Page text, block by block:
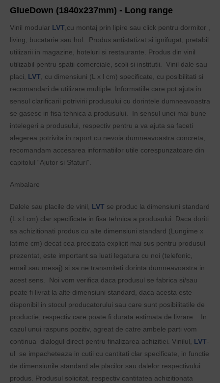
GlueDown (1840x237mm) - Long range
Vinil modular LVT ,cu montaj prin lipire sau click pentru dormitor ,
living, bucatarie sau hol. Produs antistatizat si ignifugat, pretabil
utilizarii in magazine, hoteluri si restaurante. Produs din vinil
utilizabil pentru spatii comerciale, scoli si institutii. Vinil dale sau
placi, LVT , cu dimensiuni (L x l cm) specificate, cu posibilitati si
recomandari de utilizare multiple. Informatiile care pot ajuta in
sensul clarificarii potrivirii produsului cu dorintele dumneavoastra
se gasesc in fisa tehnica a produsului. In sensul unei mai bune
intelegeri a produsului, respectiv pentru a va ajuta sa faceti
alegerea potrivita in raport cu nevoia dumneavoastra concreta,
recomandam accesarea informatiilor utile corespunzatoare din
capitolul “Ajutor si Sfaturi”.
Ambalare
Dalele sau placile de vinil, LVT se produc la dimensiuni standard
(L x l cm) clar specificate in fisa tehnica a produsului. Daca doriti
sa achizitionati produs cu alte dimensiuni standard (Lungime x
latime cm) decat cea precizata explicit mai sus pentru produsul
prezentat, este important sa luati legatura cu noi (telefonic,
email sau mesaj) si sa ne transmiteti dorinta dumneavoastra in
acest sens. Noi vom verifica daca produsul se fabrica si/sau
poate fi livrat la alte dimensiuni standard, daca acesta este
disponibil in stocul producatorului sau care sunt posibilitatile de
productie, respectiv care poate fi durata estimata de livrare. In
cazul unui raspuns pozitiv, agreat de catre ambele parti vom
continua dialogul direct pentru finalizarea achizitiei. Vinilul, LVT-
ul se impacheteaza in cutii cu cantitati clar specificate, in functie
de dimensiunile standard ale placilor sau dalelor respectivului
produs. Produsul solicitat, respectiv cantitatea achizitionata